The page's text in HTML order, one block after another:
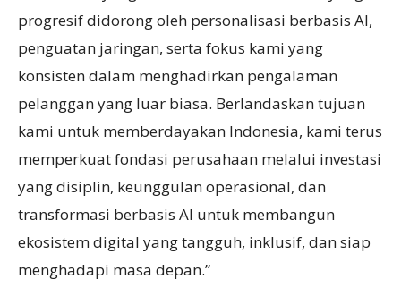
progresif didorong oleh personalisasi berbasis AI,
penguatan jaringan, serta fokus kami yang
konsisten dalam menghadirkan pengalaman
pelanggan yang luar biasa. Berlandaskan tujuan
kami untuk memberdayakan Indonesia, kami terus
memperkuat fondasi perusahaan melalui investasi
yang disiplin, keunggulan operasional, dan
transformasi berbasis AI untuk membangun
ekosistem digital yang tangguh, inklusif, dan siap
menghadapi masa depan.”